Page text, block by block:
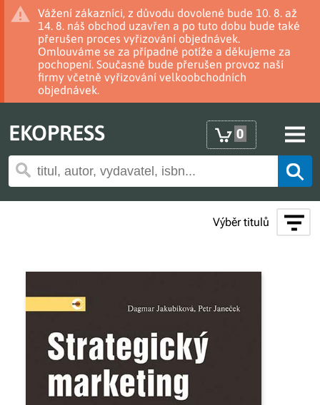
Vážení zákazníci, z důvodu dovolené bude 10. 8. až
14. 8. náš obchod uzavřen a po tuto dobu bude také
přerušen proces vyřizování objednávek.
Omlouváme se za případné potíže a děkujeme za
pochopení. Současně bude přerušen provoz naší
firmy včetně vyřizování velkoobchodních
objednávek.
EKOPRESS 0
Výběr titulů